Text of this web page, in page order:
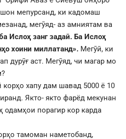
мепурсанд, ки кадомаш
мегӯяд- аз амниятам ва
Ислоҳ занг задаӣ. Ба Ислоҳ
хоини миллатанд». Мегӯӣ, ки
дурӯғ аст. Мегӯяд, чи магар мо
корҳо хапу дам шавад 5000 ё 10
Якто- якто фарёд мекунан
одамҳои порагир кор карда
тамоман наметобанд,